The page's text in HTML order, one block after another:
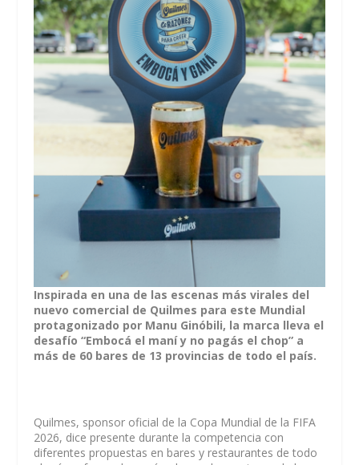
Inspirada en una de las escenas más virales del
nuevo comercial de Quilmes para este Mundial
protagonizado por Manu Ginóbili, la marca lleva el
desafío “Embocá el maní y no pagás el chop” a
más de 60 bares de 13 provincias de todo el país.
Quilmes, sponsor oficial de la Copa Mundial de la FIFA
2026, dice presente durante la competencia con
diferentes propuestas en bares y restaurantes de todo